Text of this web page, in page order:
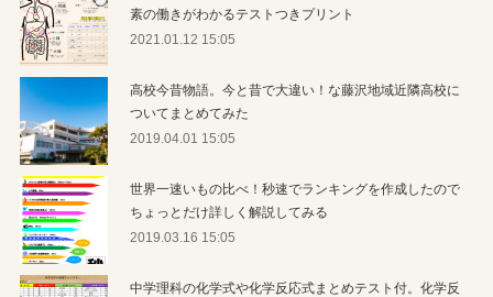
素の働きがわかるテストつきプリント
2021.01.12 15:05
高校今昔物語。今と昔で大違い！な藤沢地域近隣高校に
ついてまとめてみた
2019.04.01 15:05
世界一速いもの比べ！秒速でランキングを作成したので
ちょっとだけ詳しく解説してみる
2019.03.16 15:05
中学理科の化学式や化学反応式まとめテスト付。化学反